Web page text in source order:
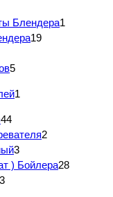
Блендера1
19
5
1
44
2
3
) Бойлера28